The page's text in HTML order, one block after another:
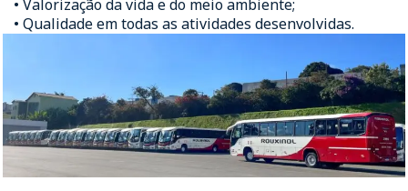
• Valorização da vida e do meio ambiente;
• Qualidade em todas as atividades desenvolvidas.